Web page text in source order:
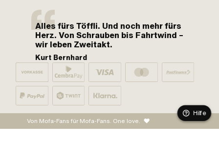
Alles fürs Töffli. Und noch mehr fürs
Herz. Von Schrauben bis Fahrtwind –
wir leben Zweitakt.
Kurt Bernhard
Von Mofa-Fans für Mofa-Fans. One love.
Hilfe